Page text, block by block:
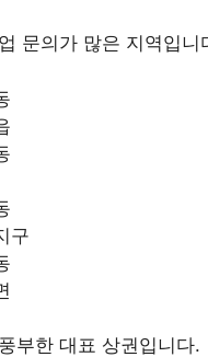
문의가 많은 지역입니
구
부한 대표 상권입니다.